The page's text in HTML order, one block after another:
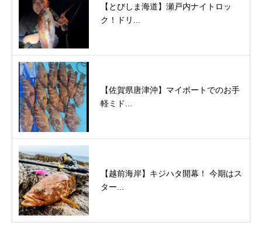
【とびしま海道】瀬戸内ナイトロッ
ク！ドリ...
【佐賀県唐津沖】マイボートでのお手
軽ミド...
【越前海岸】キジハタ開幕！ 今期はス
ター...